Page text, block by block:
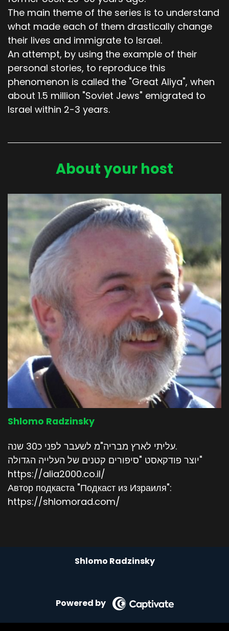
The main theme of the series is to understand
what made each of them drastically change
their lives and immigrate to Israel.
An attempt, by using the example of their
personal stories, to reproduce this
phenomenon is called the "Great Aliya", when
about 1.5 million "Soviet Jews" emigrated to
Israel within 2-3 years.
About your host
Shlomo Radzinsky
עליתי לארץ מבריה"מ לשעבר לפני כ30 שנה.
יוצר פודקאסט "סיפורים קטנים של העלייה הגדולה"
https://alia2000.co.il/
Автор подкаста "Подкаст из Израиля":
https://shlomorad.com/
Shlomo Radzinsky
Powered by